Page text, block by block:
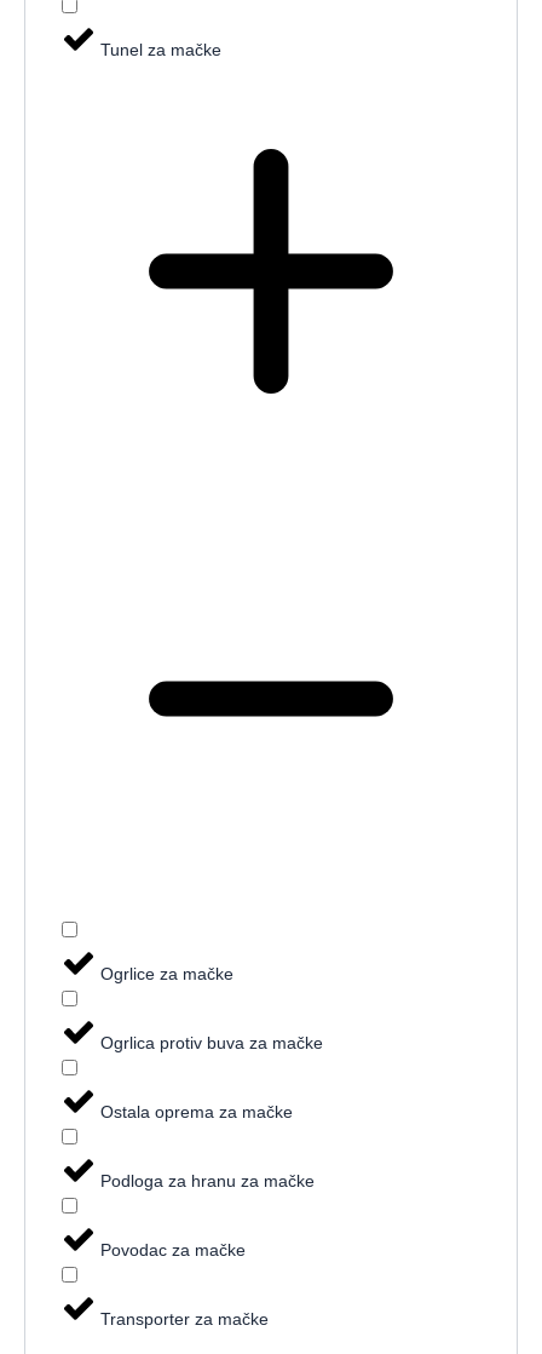
Tunel za mačke
Ogrlice za mačke
Ogrlica protiv buva za mačke
Ostala oprema za mačke
Podloga za hranu za mačke
Povodac za mačke
Transporter za mačke